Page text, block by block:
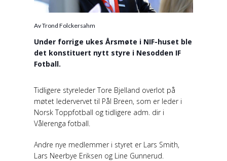
Av Trond Folckersahm
Under forrige ukes Årsmøte i NIF-huset ble
det konstituert nytt styre i Nesodden IF
Fotball.
Tidligere styreleder Tore Bjelland overlot på
møtet ledervervet til Pål Breen, som er leder i
Norsk Toppfotball og tidligere adm. dir i
Vålerenga fotball.
Andre nye medlemmer i styret er Lars Smith,
Lars Neerbye Eriksen og Line Gunnerud.